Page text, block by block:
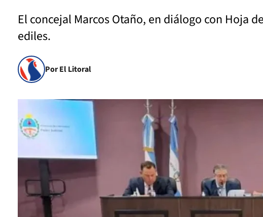
El concejal Marcos Otaño, en diálogo con Hoja
ediles.
Por El Litoral